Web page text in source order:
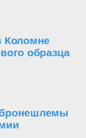
Коломне
образца